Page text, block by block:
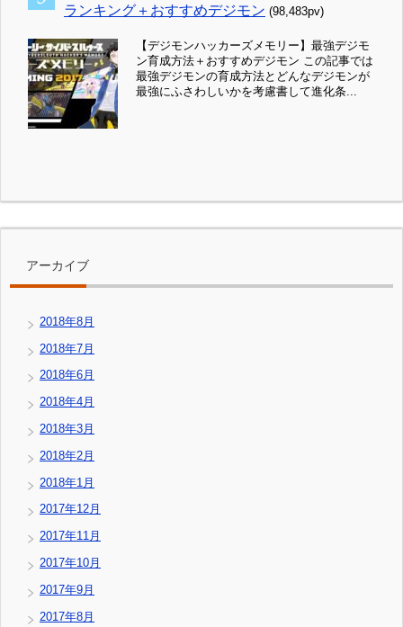
ランキング＋おすすめデジモン (98,483pv)
【デジモンハッカーズメモリー】最強デジモ
ン育成方法＋おすすめデジモン この記事では
最強デジモンの育成方法とどんなデジモンが
最強にふさわしいかを考慮書して進化条...
アーカイブ
2018年8月
2018年7月
2018年6月
2018年4月
2018年3月
2018年2月
2018年1月
2017年12月
2017年11月
2017年10月
2017年9月
2017年8月